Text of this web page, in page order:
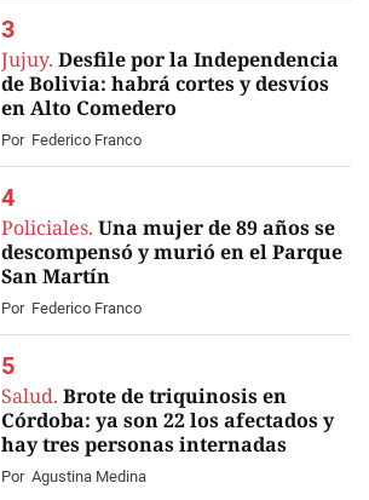
Jujuy. Desfile por la Independencia
de Bolivia: habrá cortes y desvíos
en Alto Comedero
Por Federico Franco
Policiales. Una mujer de 89 años se
descompensó y murió en el Parque
San Martín
Por Federico Franco
Salud. Brote de triquinosis en
Córdoba: ya son 22 los afectados y
hay tres personas internadas
Por Agustina Medina